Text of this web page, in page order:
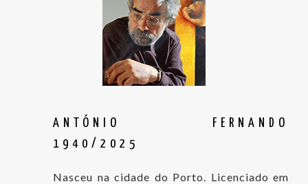
ANTÓNIO FERNANDO
1940/2025
Nasceu na cidade do Porto. Licenciado em